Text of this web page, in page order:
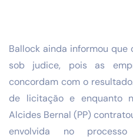
Ballock ainda informou
sob judice, pois as
concordam com o
de licitação e enquanto
Alcides Bernal (PP)
envolvida no